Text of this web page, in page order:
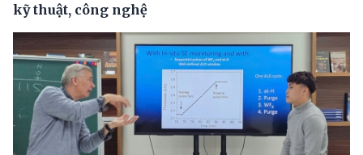
kỹ thuật, công nghệ